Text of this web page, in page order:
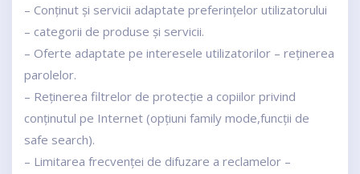
– Conținut și servicii adaptate preferințelor utilizatorului
– categorii de produse și servicii.
– Oferte adaptate pe interesele utilizatorilor – reținerea
parolelor.
– Reținerea filtrelor de protecție a copiilor privind
conținutul pe Internet (opțiuni family mode,funcții de
safe search).
– Limitarea frecvenței de difuzare a reclamelor –